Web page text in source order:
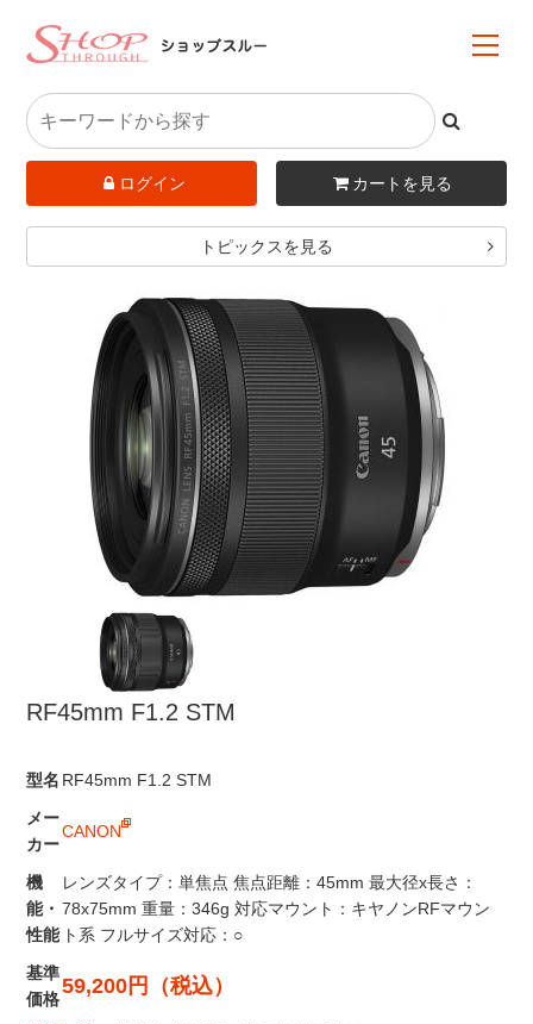
ログイン カートを見る
トピックスを見る
RF45mm F1.2 STM
型名 RF45mm F1.2 STM
メー
カー
CANON
機
能・
性能
レンズタイプ：単焦点 焦点距離：45mm 最大径x長さ：
78x75mm 重量：346g 対応マウント：キヤノンRFマウン
ト系 フルサイズ対応：○
基準
価格
59,200円（税込）